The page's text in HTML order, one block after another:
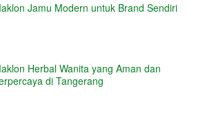
Jamu Modern untuk Brand Sendiri
Herbal Wanita yang Aman dan
di Tangerang